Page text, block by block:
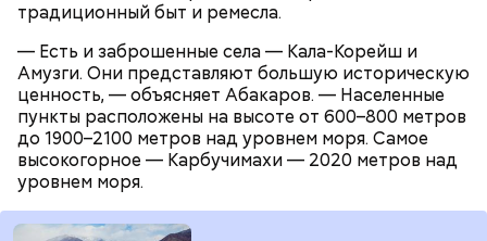
традиционный быт и ремесла.
— Есть и заброшенные села — Кала-Корейш и
Амузги. Они представляют большую историческую
ценность, — объясняет Абакаров. — Населенные
пункты расположены на высоте от 600–800 метров
до 1900–2100 метров над уровнем моря. Самое
высокогорное — Карбучимахи — 2020 метров над
уровнем моря.
Уберут отеки и улучшат зрение:
диетолог Соломатина рассказала
о пользе кабачков
Кабачки, тушеные с курицей
Как приготовить домашний
майонез: три простых рецепта
Эндокринолог Куликова
объяснила, в чем заключается
польза сезонных овощей и
фруктов
Как выбрать дыню
Фото: Shutterstock